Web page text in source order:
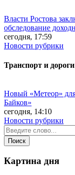
Власти Ростова
обследование
сегодня, 17:59
Новости рубрики
Транспорт и дороги
Новый «Метеор»
Байков»
сегодня, 14:10
Новости рубрики
Картина дня